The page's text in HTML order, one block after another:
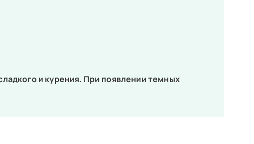
и курения. При появлении темных